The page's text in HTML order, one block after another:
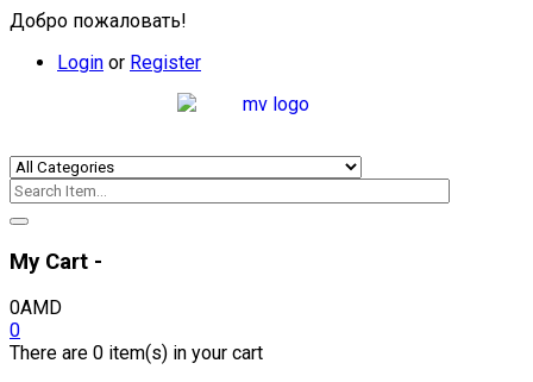
Добро пожаловать!
Login or Register
My Cart -
0AMD
0
There are 0 item(s) in your cart